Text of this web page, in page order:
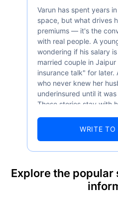
IRDAI
with 10+
Varun has spent years
premiums — it's the
with real people. A
wondering if his salary
married couple in
who never knew her
underinsured until it was